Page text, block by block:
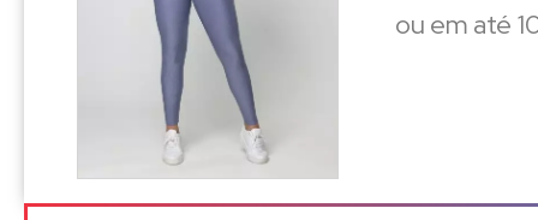
ou em até